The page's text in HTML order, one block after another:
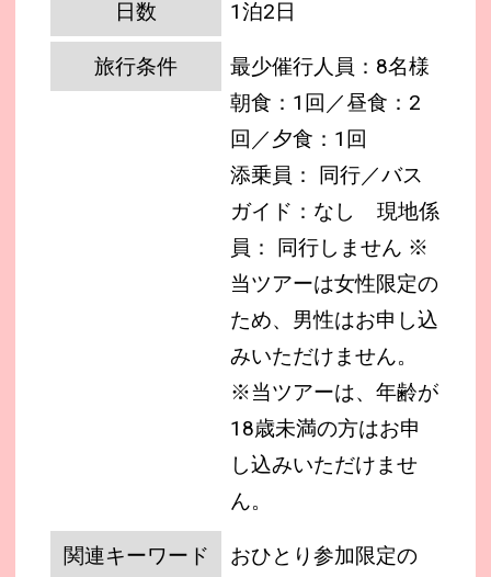
日数 1泊2日
旅行条件
最少催行人員：8名様
朝食：1回／昼食：2
回／夕食：1回
添乗員： 同行／バス
ガイド：なし
現地係
員： 同行しません ※
当ツアーは女性限定の
ため、男性はお申し込
みいただけません。
※当ツアーは、年齢が
18歳未満の方はお申
し込みいただけませ
ん。
関連キーワード
おひとり参加限定の